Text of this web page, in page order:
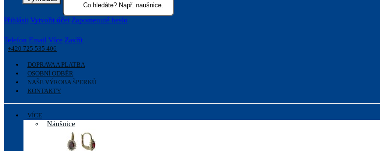
Přihlásit Vytvořit účet Zapomenuté heslo
Telefon Email Více Zavřít
+420 725 535 406
DOPRAVA A PLATBA
OSOBNÍ ODBĚR
NAŠE VÝROBA ŠPERKŮ
KONTAKTY
VÍCE
Náušnice